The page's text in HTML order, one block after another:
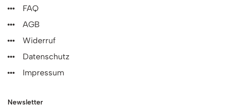
FAQ
AGB
Widerruf
Datenschutz
Impressum
Newsletter